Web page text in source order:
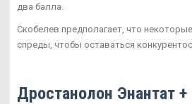
два балла.
Скобелев предполагает, что
спреды, чтобы оставаться
Дростанолон Энантат